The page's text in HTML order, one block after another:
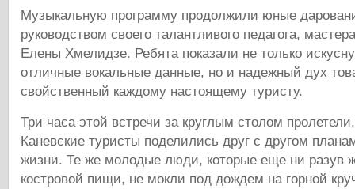
Музыкальную программу продолжили юные
руководством своего талантливого педагога,
Елены Хмелидзе. Ребята показали не только
отличные вокальные данные, но и надежный дух
свойственный каждому настоящему туристу.
Три часа этой встречи за круглым столом
Каневские туристы поделились друг с другом
жизни. Те же молодые люди, которые еще ни разув
костровой пищи, не мокли под дождем на горной